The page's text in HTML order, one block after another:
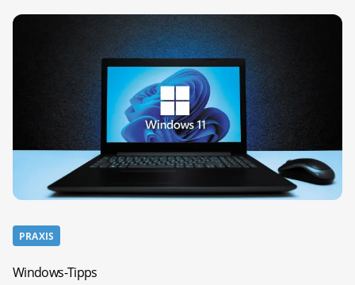
PRAXIS
Windows-Tipps